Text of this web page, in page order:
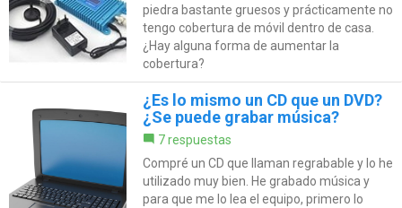
piedra bastante gruesos y prácticamente no
tengo cobertura de móvil dentro de casa.
¿Hay alguna forma de aumentar la
cobertura?
¿Es lo mismo un CD que un DVD?
¿Se puede grabar música?
7 respuestas
Compré un CD que llaman regrabable y lo he
utilizado muy bien. He grabado música y
para que me lo lea el equipo, primero lo